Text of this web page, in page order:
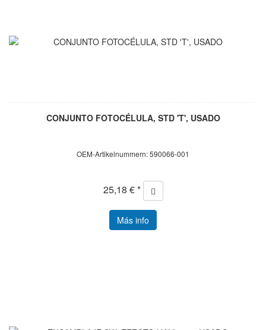
CONJUNTO FOTOCÉLULA, STD 'T', USADO
OEM-Artikelnummern: 590066-001
25,18 € *
Más info